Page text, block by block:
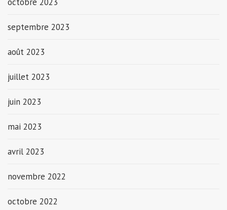
septembre 2023
août 2023
juillet 2023
juin 2023
mai 2023
avril 2023
novembre 2022
octobre 2022